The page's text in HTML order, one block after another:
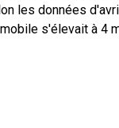
les données
s'élevait à 4